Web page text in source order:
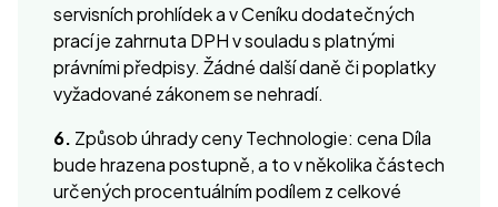
servisních prohlídek a v Ceníku dodatečných
prací je zahrnuta DPH v souladu s platnými
právními předpisy. Žádné další daně či poplatky
vyžadované zákonem se nehradí.
6. Způsob úhrady ceny Technologie: cena Díla
bude hrazena postupně, a to v několika částech
určených procentuálním podílem z celkové